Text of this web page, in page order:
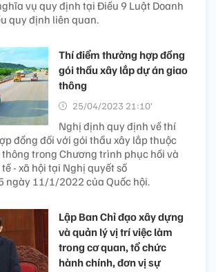
vụ quy định tại Điều 9 Luật Doanh
quy định liên quan.
Thí điểm thưởng hợp đồng
gói thầu xây lắp dự án giao
thông
25/04/2023 21:10’
Nghị định quy định về thí
đồng đối với gói thầu xây lắp thuộc
trong Chương trình phục hồi và
- xã hội tại Nghị quyết số
ngày 11/1/2022 của Quốc hội.
Lập Ban Chỉ đạo xây dựng
và quản lý vị trí việc làm
trong cơ quan, tổ chức
hành chính, đơn vị sự